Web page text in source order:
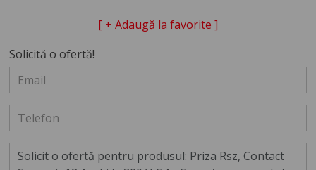
[ + Adaugă la favorite ]
Solicită o ofertă!